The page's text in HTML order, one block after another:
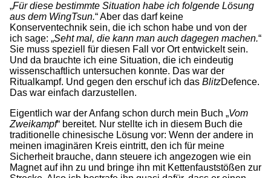
„Für diese bestimmte Situation habe ich folgende Lösung
aus dem WingTsun.“ Aber das darf keine
Konserventechnik sein, die ich schon habe und von der
ich sage: „Seht mal, die kann man auch dagegen machen.“
Sie muss speziell für diesen Fall vor Ort entwickelt sein.
Und da brauchte ich eine Situation, die ich eindeutig
wissenschaftlich untersuchen konnte. Das war der
Ritualkampf. Und gegen den erschuf ich das BlitzDefence.
Das war einfach darzustellen.
Eigentlich war der Anfang schon durch mein Buch „Vom
Zweikampf“ bereitet. Nur stellte ich in diesem Buch die
traditionelle chinesische Lösung vor: Wenn der andere in
meinen imaginären Kreis eintritt, den ich für meine
Sicherheit brauche, dann steuere ich angezogen wie ein
Magnet auf ihn zu und bringe ihn mit Kettenfauststößen zur